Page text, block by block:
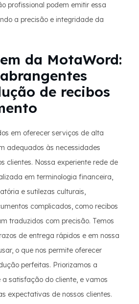
profissional podem emitir essa
a precisão e integridade da
da MotaWord:
de recibos
em oferecer serviços de alta
adequados às necessidades
clientes. Nossa experiente rede de
em terminologia financeira,
e sutilezas culturais,
complicados, como recibos
traduzidos com precisão. Temos
de entrega rápidos e em nossa
o que nos permite oferecer
perfeitas. Priorizamos a
satisfação do cliente, e vamos
expectativas de nossos clientes.